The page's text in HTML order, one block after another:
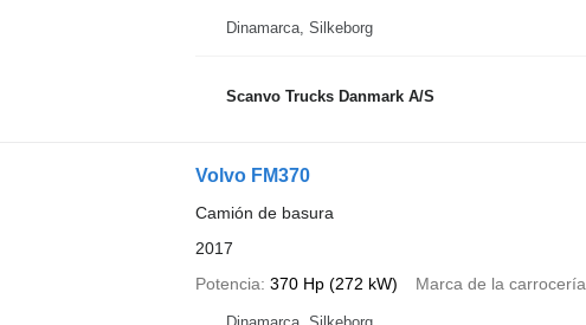
Dinamarca, Silkeborg
Scanvo Trucks Danmark A/S
Volvo FM370
Camión de basura
2017
Potencia 370 Hp (272 kW) Marca de la carrocería